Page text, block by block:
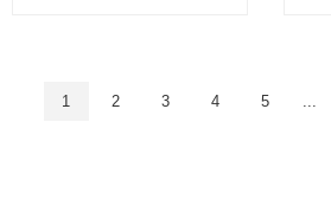
1 2 3 4 5